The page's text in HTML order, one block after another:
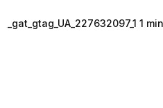
_gat_gtag_UA_227632097_1 1